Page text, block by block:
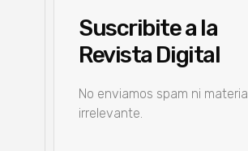
Suscribite a la
Revista Digital
No enviamos spam ni material
irrelevante.